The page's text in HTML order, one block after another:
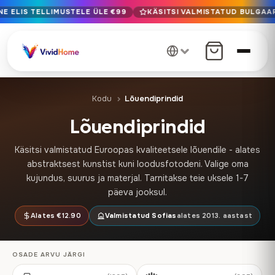
Tasuta kohaletoimetamine ELis tellimustele üle €99
12+ aastat käsitööd · Ainult Premium materjalid
ELIS TELLIMUSTELE ÜLE €99 KÄSITSI VALMISTATUD
Kodu Lõuendiprindid
Lõuendiprindid
Käsitsi valmistatud Euroopas kvaliteetsele lõuendile - alates
abstraktsest kunstist kuni loodusfotodeni. Valige oma
kujundus, suurus ja materjal. Tarnitakse teie uksele 1-7
päeva jooksul.
Alates €12.90 Valmistatud Sofias alates 2013. aastast
OSADE ARVU JÄRGI